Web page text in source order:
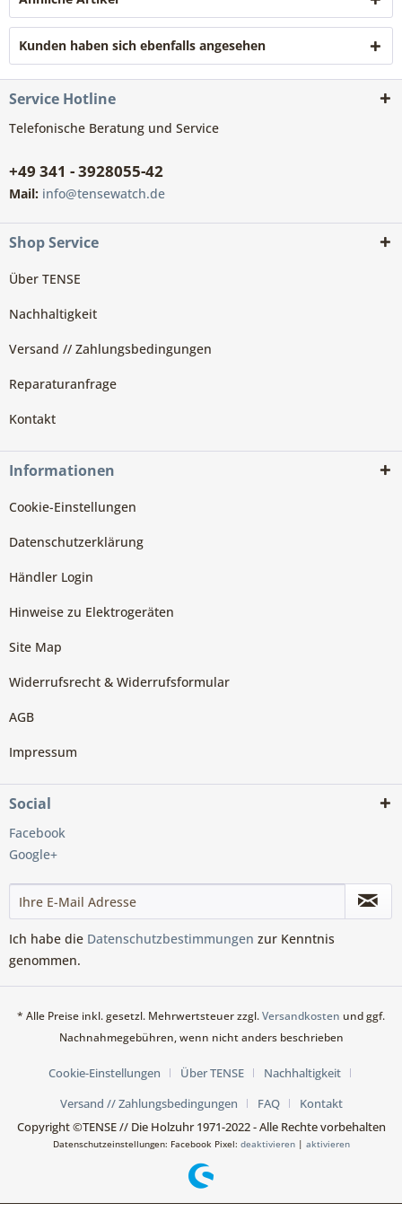
Kunden haben sich ebenfalls angesehen
Service Hotline
Telefonische Beratung und Service
+49 341 - 3928055-42
Mail: info@tensewatch.de
Shop Service
Über TENSE
Nachhaltigkeit
Versand // Zahlungsbedingungen
Reparaturanfrage
Kontakt
Informationen
Cookie-Einstellungen
Datenschutzerklärung
Händler Login
Hinweise zu Elektrogeräten
Site Map
Widerrufsrecht & Widerrufsformular
AGB
Impressum
Social
Facebook
Google+
Ich habe die Datenschutzbestimmungen zur Kenntnis
genommen.
* Alle Preise inkl. gesetzl. Mehrwertsteuer zzgl.Versandkosten und ggf.
Nachnahmegebühren, wenn nicht anders beschrieben
Cookie-Einstellungen Über TENSE
Nachhaltigkeit
Versand // Zahlungsbedingungen
FAQ
Kontakt
Copyright ©TENSE // Die Holzuhr 1971-2022 - Alle Rechte vorbehalten
Datenschutzeinstellungen: Facebook Pixel: deaktivieren| aktivieren